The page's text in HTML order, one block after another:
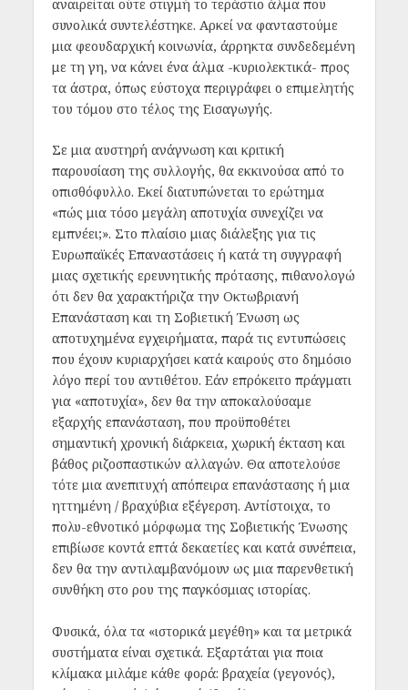
αναιρείται ούτε στιγμή το τεράστιο άλμα που
συνολικά συντελέστηκε. Αρκεί να φανταστούμε
μια φεουδαρχική κοινωνία, άρρηκτα συνδεδεμένη
με τη γη, να κάνει ένα άλμα -κυριολεκτικά- προς
τα άστρα, όπως εύστοχα περιγράφει ο επιμελητής
του τόμου στο τέλος της Εισαγωγής.
Σε μια αυστηρή ανάγνωση και κριτική
παρουσίαση της συλλογής, θα εκκινούσα από το
οπισθόφυλλο. Εκεί διατυπώνεται το ερώτημα
«πώς μια τόσο μεγάλη αποτυχία συνεχίζει να
εμπνέει;». Στο πλαίσιο μιας διάλεξης για τις
Ευρωπαϊκές Επαναστάσεις ή κατά τη συγγραφή
μιας σχετικής ερευνητικής πρότασης, πιθανολογώ
ότι δεν θα χαρακτήριζα την Οκτωβριανή
Επανάσταση και τη Σοβιετική Ένωση ως
αποτυχημένα εγχειρήματα, παρά τις εντυπώσεις
που έχουν κυριαρχήσει κατά καιρούς στο δημόσιο
λόγο περί του αντιθέτου. Εάν επρόκειτο πράγματι
για «αποτυχία», δεν θα την αποκαλούσαμε
εξαρχής επανάσταση, που προϋποθέτει
σημαντική χρονική διάρκεια, χωρική έκταση και
βάθος ριζοσπαστικών αλλαγών. Θα αποτελούσε
τότε μια ανεπιτυχή απόπειρα επανάστασης ή μια
ηττημένη / βραχύβια εξέγερση. Αντίστοιχα, το
πολυ-εθνοτικό μόρφωμα της Σοβιετικής Ένωσης
επιβίωσε κοντά επτά δεκαετίες και κατά συνέπεια,
δεν θα την αντιλαμβανόμουν ως μια παρενθετική
συνθήκη στο ρου της παγκόσμιας ιστορίας.
Φυσικά, όλα τα «ιστορικά μεγέθη» και τα μετρικά
συστήματα είναι σχετικά. Εξαρτάται για ποια
κλίμακα μιλάμε κάθε φορά: βραχεία (γεγονός),